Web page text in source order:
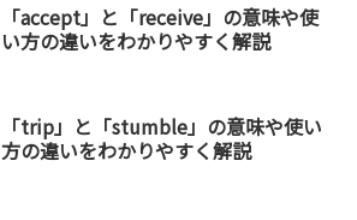
「accept」と「receive」の意味や使
い方の違いをわかりやすく解説
「trip」と「stumble」の意味や使い
方の違いをわかりやすく解説